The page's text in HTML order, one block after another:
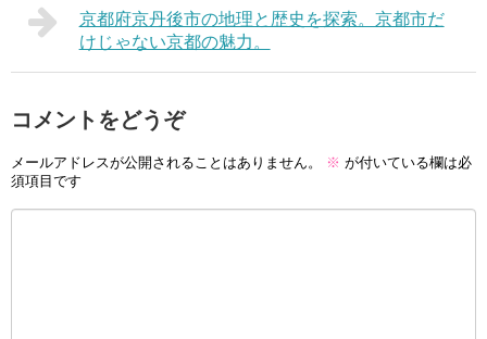
京都府京丹後市の地理と歴史を探索。京都市だ
けじゃない京都の魅力。
コメントをどうぞ
メールアドレスが公開されることはありません。 ※ が付いている欄は必
須項目です